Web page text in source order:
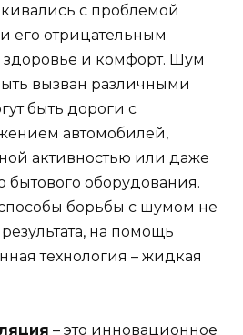
с проблемой
его отрицательным
и комфорт. Шум
вызван различными
быть дороги с
автомобилей,
активностью или даже
бытового оборудования.
борьбы с шумом не
на помощь
технология – жидкая
– это инновационное